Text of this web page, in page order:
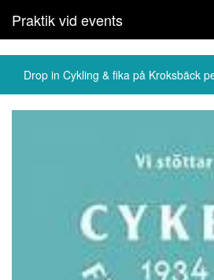
Praktik vid events
Drop in Cykling & fika på Kroksbäck